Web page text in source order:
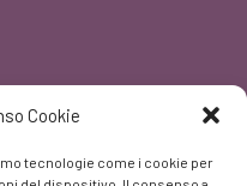
Cookie
tecnologie come i cookie per